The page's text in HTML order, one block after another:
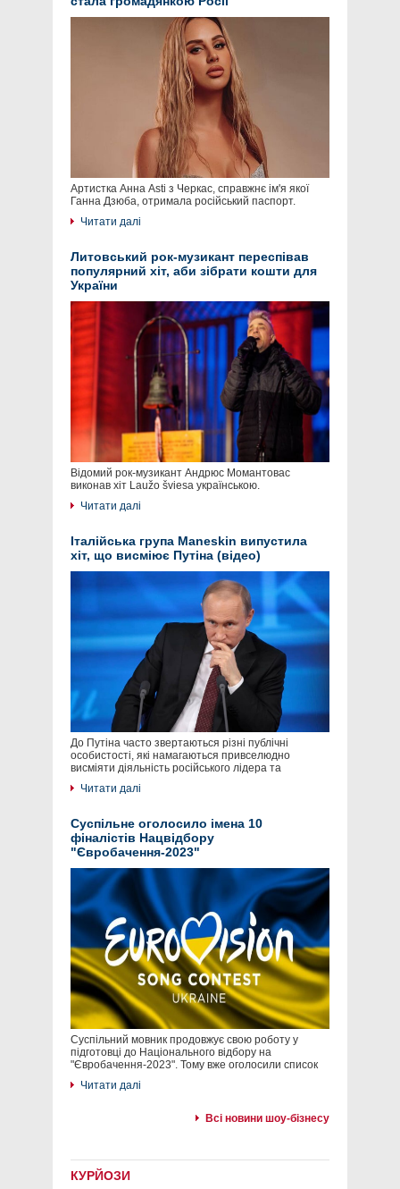
Артистка Анна Asti з Черкас, справжнє ім'я якої
Ганна Дзюба, отримала російський паспорт.
Читати далі
Литовський рок-музикант переспівав
популярний хіт, аби зібрати кошти для
України
Відомий рок-музикант Андрюс Момантовас
виконав хіт Laužo šviesa українською.
Читати далі
Італійська група Maneskin випустила
хіт, що висміює Путіна (відео)
До Путіна часто звертаються різні публічні
особистості, які намагаються привселюдно
висміяти діяльність російського лідера та
Читати далі
Суспільне оголосило імена 10
фіналістів Нацвідбору
"Євробачення-2023"
Суспільний мовник продовжує свою роботу у
підготовці до Національного відбору на
"Євробачення-2023". Тому вже оголосили список
Читати далі
Всі новини шоу-бізнесу
КУРЙОЗИ